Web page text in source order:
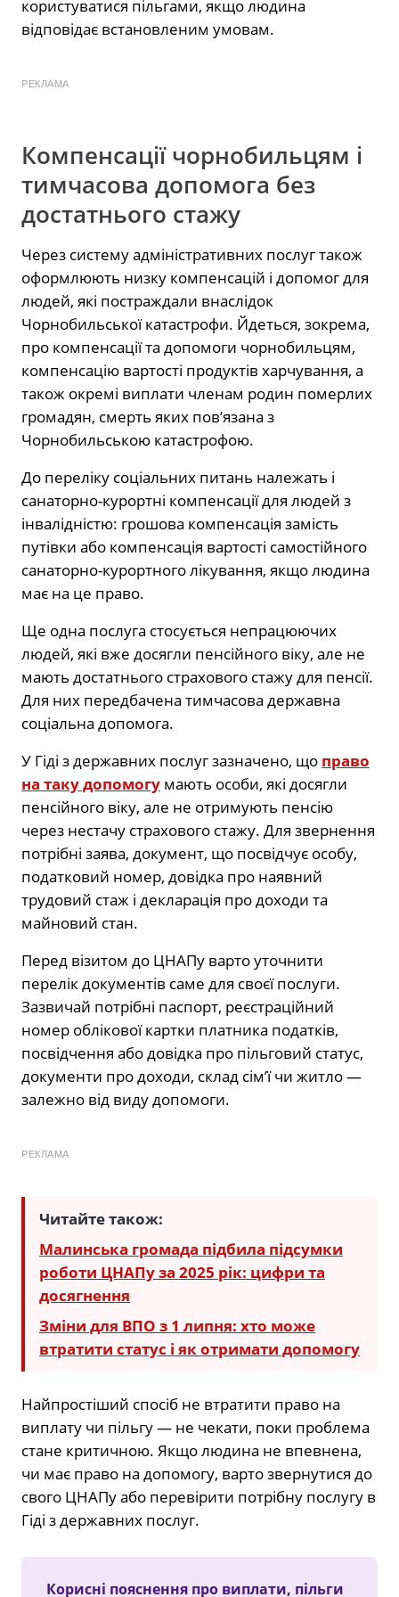
користуватися пільгами, якщо людина
відповідає встановленим умовам.
РЕКЛАМА
Компенсації чорнобильцям і
тимчасова допомога без
достатнього стажу
Через систему адміністративних послуг також
оформлюють низку компенсацій і допомог для
людей, які постраждали внаслідок
Чорнобильської катастрофи. Йдеться, зокрема,
про компенсації та допомоги чорнобильцям,
компенсацію вартості продуктів харчування, а
також окремі виплати членам родин померлих
громадян, смерть яких пов’язана з
Чорнобильською катастрофою.
До переліку соціальних питань належать і
санаторно-курортні компенсації для людей з
інвалідністю: грошова компенсація замість
путівки або компенсація вартості самостійного
санаторно-курортного лікування, якщо людина
має на це право.
Ще одна послуга стосується непрацюючих
людей, які вже досягли пенсійного віку, але не
мають достатнього страхового стажу для пенсії.
Для них передбачена тимчасова державна
соціальна допомога.
У Гіді з державних послуг зазначено, що право
на таку допомогу мають особи, які досягли
пенсійного віку, але не отримують пенсію
через нестачу страхового стажу. Для звернення
потрібні заява, документ, що посвідчує особу,
податковий номер, довідка про наявний
трудовий стаж і декларація про доходи та
майновий стан.
Перед візитом до ЦНАПу варто уточнити
перелік документів саме для своєї послуги.
Зазвичай потрібні паспорт, реєстраційний
номер облікової картки платника податків,
посвідчення або довідка про пільговий статус,
документи про доходи, склад сім’ї чи житло —
залежно від виду допомоги.
РЕКЛАМА
Читайте також:
Малинська громада підбила підсумки
роботи ЦНАПу за 2025 рік: цифри та
досягнення
Зміни для ВПО з 1 липня: хто може
втратити статус і як отримати допомогу
Найпростіший спосіб не втратити право на
виплату чи пільгу — не чекати, поки проблема
стане критичною. Якщо людина не впевнена,
чи має право на допомогу, варто звернутися до
свого ЦНАПу або перевірити потрібну послугу в
Гіді з державних послуг.
Корисні пояснення про виплати, пільги